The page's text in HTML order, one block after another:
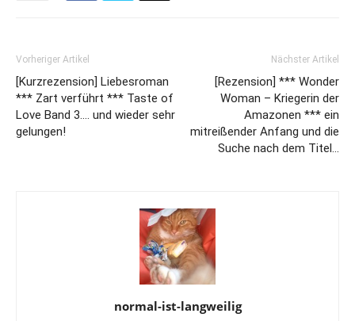
Vorheriger Artikel
[Kurzrezension] Liebesroman
*** Zart verführt *** Taste of
Love Band 3…. und wieder sehr
gelungen!
Nächster Artikel
[Rezension] *** Wonder
Woman – Kriegerin der
Amazonen *** ein
mitreißender Anfang und die
Suche nach dem Titel…
normal-ist-langweilig